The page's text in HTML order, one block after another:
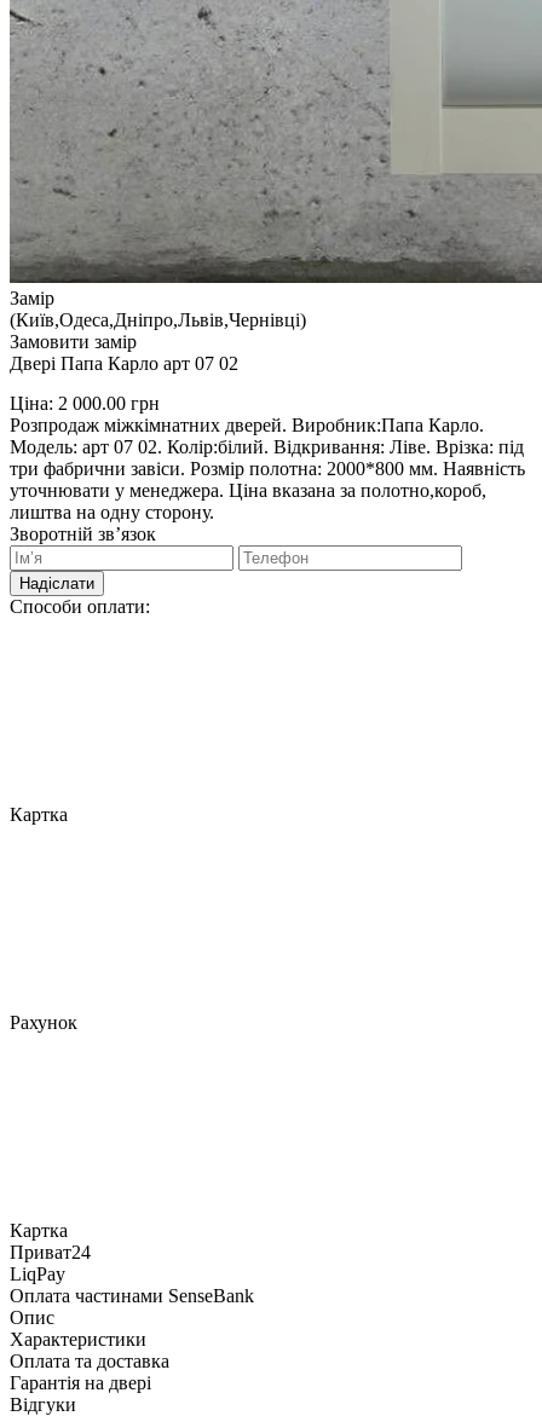
Замір
(Київ,Одеса,Дніпро,Львів,Чернівці)
Замовити замір
Двері Папа Карло арт 07 02
Ціна: 2 000.00 грн
Розпродаж міжкімнатних дверей. Виробник:Папа Карло.
Модель: арт 07 02. Колір:білий. Відкривання: Ліве. Врізка: під
три фабрични завіси. Розмір полотна: 2000*800 мм. Наявність
уточнювати у менеджера. Ціна вказана за полотно,короб,
лиштва на одну сторону.
Зворотній зв’язок
Надіслати
Способи оплати:
Картка
Рахунок
Картка
Приват24
LiqPay
Оплата частинами SenseBank
Опис
Характеристики
Оплата та доставка
Гарантія на двері
Відгуки